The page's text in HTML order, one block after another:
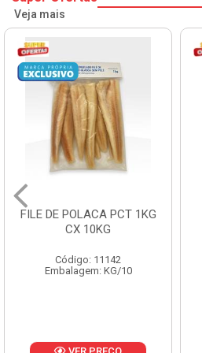
Veja mais
LINGUICA CALABRESA
PERDIGAO CX 18KG
Código: 11238
Embalagem: KG/4,5
VER PREÇO